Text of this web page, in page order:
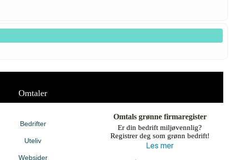
Omtaler
Bedrifter
Uteliv
Websider
Omtals grønne firmaregister
Er din bedrift miljøvennlig?
Registrer deg som grønn bedrift!
Les mer